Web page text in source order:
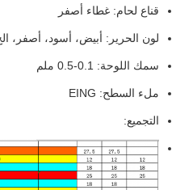
قناع لحام: غطاء أصفر
لون الحرير: أبيض، أسود، أصفر، الخ
سمك اللوحة: 0.1-0.5 ملم
ملء السطح: EING
التجميع: